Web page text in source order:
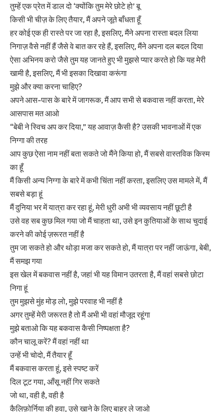
तुम्हें एक प्रेत में डाल दो ‘क्योंकि तुम मेरे छोटे हो’ बू
किसी भी चीज़ के लिए तैयार, मैं अपने जूते बाँधता हूँ
हर कोई एक ही रास्ते पर जा रहा है, इसलिए, मैंने अपना रास्ता बदल लिया
निगाज़ वैसे नहीं हैं जैसे वे बात कर रहे हैं, इसलिए, मैंने अपना दल बदल दिया
ऐसा अभिनय करो जैसे तुम यह जानते हुए भी मुझसे प्यार करते हो कि यह मेरी
खामी है, इसलिए, मैं भी इसका दिखावा करूंगा
मुझे और क्या करना चाहिए?
अपने आस-पास के बारे में जागरूक, मैं आप सभी से बकवास नहीं करता, मेरे
आसपास मत आओ
“बेबी ने स्विच अप कर दिया,” यह आवाज़ कैसी है? उसकी भावनाओं में एक
निग्गा की तरह
आप कुछ ऐसा नाम नहीं बता सकते जो मैंने किया हो, मैं सबसे वास्तविक किस्म
का हूँ
मैं किसी अन्य निग्गा के बारे में कभी चिंता नहीं करता, इसलिए उस मामले में, मैं
सबसे बड़ा हूं
मैं दुनिया भर में यात्रा कर रहा हूं, मेरी धुरी अभी भी व्यवसाय नहीं छूटी है
उसे वह सब कुछ मिल गया जो मैं चाहता था, उसे इन कुतियाओं के साथ चुदाई
करने की कोई ज़रूरत नहीं है
तुम जा सकते हो और थोड़ा मजा कर सकते हो, मैं यात्रा पर नहीं जाऊंगा, बेबी,
मैं समझ गया
इस खेल में बकवास नहीं है, जहां भी यह विमान उतरता है, मैं वहां सबसे छोटा
निगा हूं
तुम मुझसे मुंह मोड़ लो, मुझे परवाह भी नहीं है
अगर तुम्हें मेरी जरूरत है तो मैं अभी भी वहां मौजूद रहूंगा
मुझे बताओ कि यह बकवास कैसी निष्पक्षता है?
कौन चालू करें? मैं वहां नहीं था
उन्हें भी चोदो, मैं तैयार हूँ
मैं बकवास करता हूं, इसे स्पष्ट करें
दिल टूट गया, आँसू नहीं गिर सकते
जो था, वही है, वही है
कैलिफ़ोर्निया की हवा, उसे खाने के लिए बाहर ले जाओ